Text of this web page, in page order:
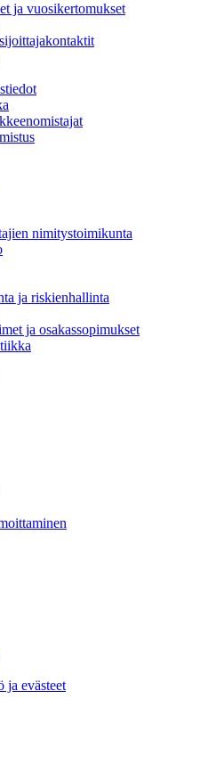
ja vuosikertomukset
nimitystoimikunta
ja riskienhallinta
ja osakassopimukset
ja evästeet